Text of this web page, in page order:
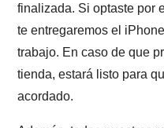
finalizada. Si optaste por
te entregaremos el
trabajo. En caso de que
tienda, estará listo para
acordado.